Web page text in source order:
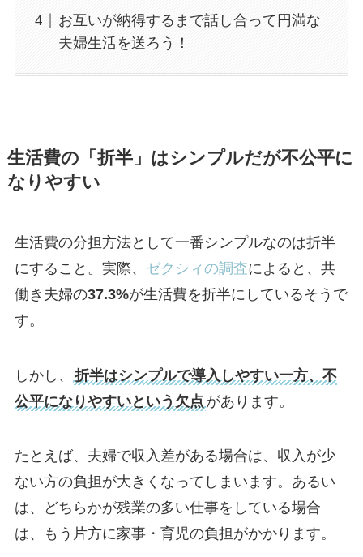
お互いが納得するまで話し合って円満な
夫婦生活を送ろう！
生活費の「折半」はシンプルだが不公平に
なりやすい
生活費の分担方法として一番シンプルなのは折半
にすること。実際、 ゼクシィの調査によると、共
働き夫婦の37.3%が生活費を折半にしているそうで
す。
しかし、
折半はシンプルで導入しやすい一方、不
公平になりやすいという欠点 があります。
たとえば、夫婦で収入差がある場合は、収入が少
ない方の負担が大きくなってしまいます。あるい
は、どちらかが残業の多い仕事をしている場合
は、もう片方に家事・育児の負担がかかります。